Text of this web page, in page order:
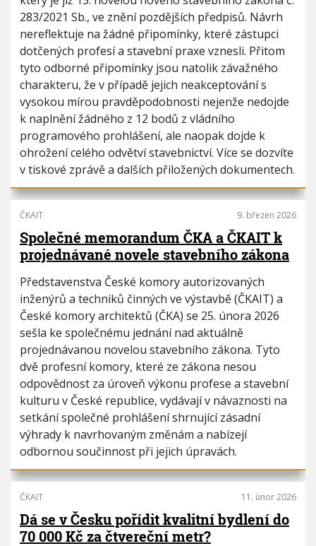
283/2021 Sb., ve znění pozdějších předpisů. Návrh
nereflektuje na žádné připomínky, které zástupci
dotčených profesí a stavební praxe vznesli. Přitom
tyto odborné připomínky jsou natolik závažného
charakteru, že v případě jejich neakceptování s
vysokou mírou pravděpodobnosti nejenže nedojde
k naplnění žádného z 12 bodů z vládního
programového prohlášení, ale naopak dojde k
ohrožení celého odvětví stavebnictví. Více se dozvíte
v tiskové zprávě a dalších přiložených dokumentech.
ČKAIT 9. březen 2026
Společné memorandum ČKA a ČKAIT k
projednávané novele stavebního zákona
Představenstva České komory autorizovaných
inženýrů a techniků činných ve výstavbě (ČKAIT) a
České komory architektů (ČKA) se 25. února 2026
sešla ke společnému jednání nad aktuálně
projednávanou novelou stavebního zákona. Tyto
dvě profesní komory, které ze zákona nesou
odpovědnost za úroveň výkonu profese a stavební
kulturu v České republice, vydávají v návaznosti na
setkání společné prohlášení shrnující zásadní
výhrady k navrhovaným změnám a nabízejí
odbornou součinnost při jejich úpravách.
ČKAIT 11. únor 2026
Dá se v Česku pořídit kvalitní bydlení do
70 000 Kč za čtvereční metr?